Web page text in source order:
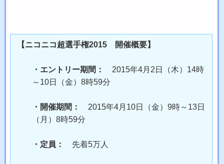
【ニコニコ超選手権2015 開催概要】
・エントリー期間：
2015年4月2日（木）14時
～10日（金）8時59分
・開催期間：
2015年4月10日（金）9時～13日
（月）8時59分
・定員： 先着5万人